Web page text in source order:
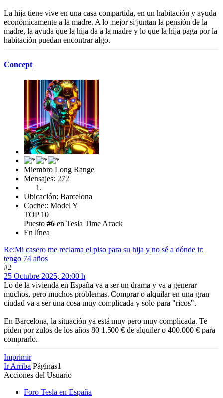
La hija tiene vive en una casa compartida, en un habitación y ayuda
económicamente a la madre. A lo mejor si juntan la pensión de la
madre, la ayuda que la hija da a la madre y lo que la hija paga por la
habitación puedan encontrar algo.
Concept
Miembro Long Range
Mensajes: 272
Ubicación: Barcelona
Coche:: Model Y
TOP 10
Puesto #6 en Tesla Time Attack
En línea
Re:Mi casero me reclama el piso para su hija y no sé a dónde ir:
tengo 74 años
#2
25 Octubre 2025, 20:00 h
Lo de la vivienda en España va a ser un drama y va a generar
muchos, pero muchos problemas. Comprar o alquilar en una gran
ciudad va a ser una cosa muy complicada y solo para "ricos".
En Barcelona, la situación ya está muy pero muy complicada. Te
piden por zulos de los años 80 1.500 € de alquiler o 400.000 € para
comprarlo.
Imprimir
Ir Arriba Páginas1
Acciones del Usuario
Foro Tesla en España